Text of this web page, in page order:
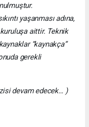
yaşanması adına,
kuruluşa aittir. Teknik
“kaynakça”
gerekli
devam edecek… )